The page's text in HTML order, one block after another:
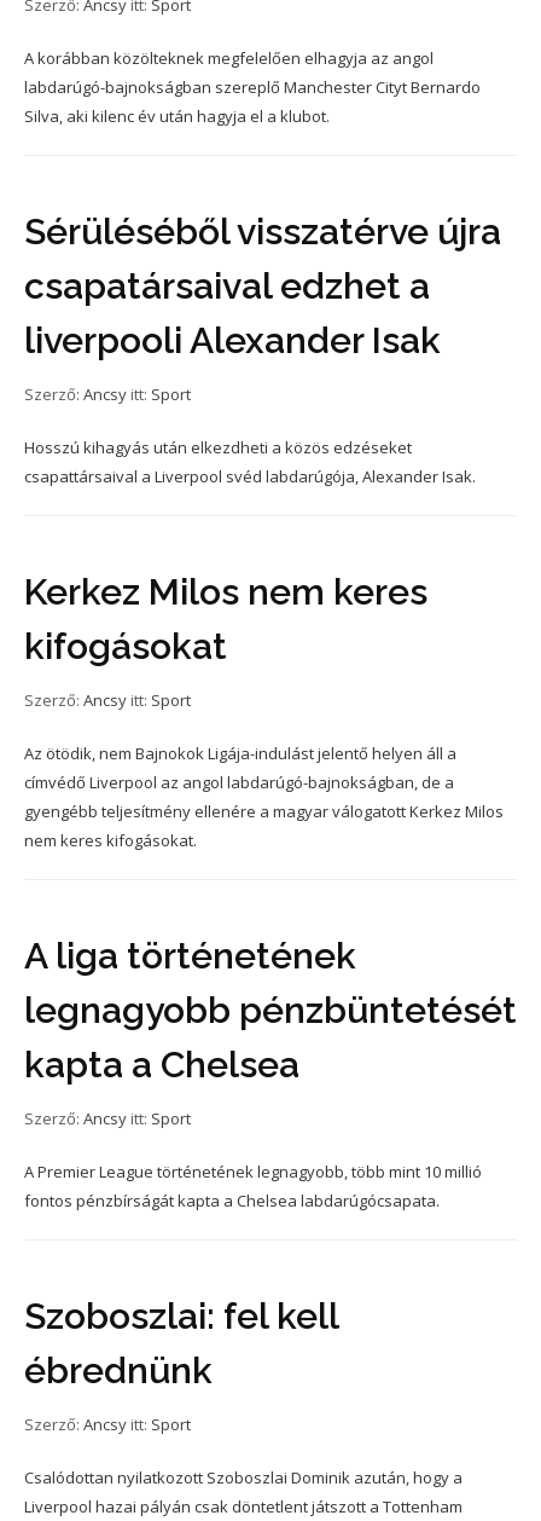
Szerző: Ancsy itt: Sport
A korábban közölteknek megfelelően elhagyja az angol
labdarúgó-bajnokságban szereplő Manchester Cityt Bernardo
Silva, aki kilenc év után hagyja el a klubot.
Sérüléséből visszatérve újra
csapatársaival edzhet a
liverpooli Alexander Isak
Szerző: Ancsy itt: Sport
Hosszú kihagyás után elkezdheti a közös edzéseket
csapattársaival a Liverpool svéd labdarúgója, Alexander Isak.
Kerkez Milos nem keres
kifogásokat
Szerző: Ancsy itt: Sport
Az ötödik, nem Bajnokok Ligája-indulást jelentő helyen áll a
címvédő Liverpool az angol labdarúgó-bajnokságban, de a
gyengébb teljesítmény ellenére a magyar válogatott Kerkez Milos
nem keres kifogásokat.
A liga történetének
legnagyobb pénzbüntetését
kapta a Chelsea
Szerző: Ancsy itt: Sport
A Premier League történetének legnagyobb, több mint 10 millió
fontos pénzbírságát kapta a Chelsea labdarúgócsapata.
Szoboszlai: fel kell
ébrednünk
Szerző: Ancsy itt: Sport
Csalódottan nyilatkozott Szoboszlai Dominik azután, hogy a
Liverpool hazai pályán csak döntetlent játszott a Tottenham